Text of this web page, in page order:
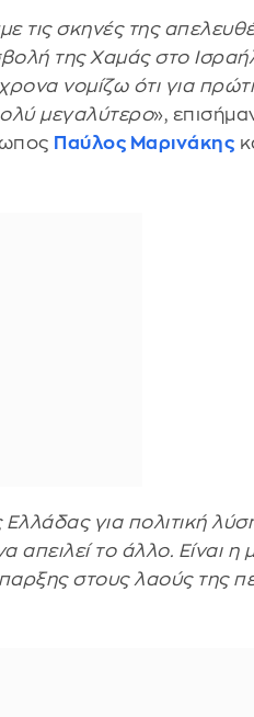
τις σκηνές της
της Χαμάς στο
νομίζω ότι για
μεγαλύτερο»,
Παύλος Μαρινάκης
για πολιτική
απειλεί το άλλο. Είναι
στους λαούς της